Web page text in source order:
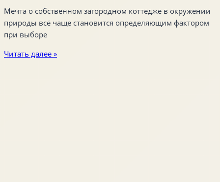
Мечта о собственном загородном коттедже в окружении
природы всё чаще становится определяющим фактором
при выборе
Читать далее »